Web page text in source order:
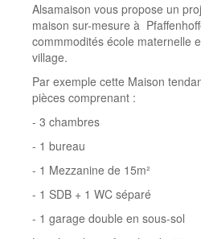
Alsamaison vous propose un
maison sur-mesure à
commmodités école maternelle
village.
Par exemple cette Maison
pièces comprenant :
- 3 chambres
- 1 bureau
- 1 Mezzanine de 15m²
- 1 SDB + 1 WC séparé
- 1 garage double en sous-sol